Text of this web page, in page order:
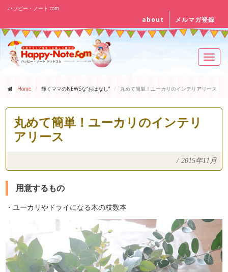
ハッピー・ノート.com
about メルマガ登録
Home 輝くママのNEWSな“おはなし” 丸めて簡単！ユーカリのインテリアリース
丸めて簡単！ユーカリのインテリ
アリース
/ 2015年11月
用意するもの
・ユーカリやドライになる木の枝数本